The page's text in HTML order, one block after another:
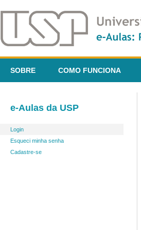
SOBRE COMO FUNCIONA
e-Aulas da USP
Login
Esqueci minha senha
Cadastre-se